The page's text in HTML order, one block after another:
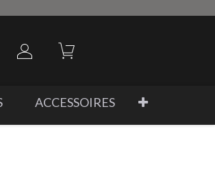
ACCESSOIRES